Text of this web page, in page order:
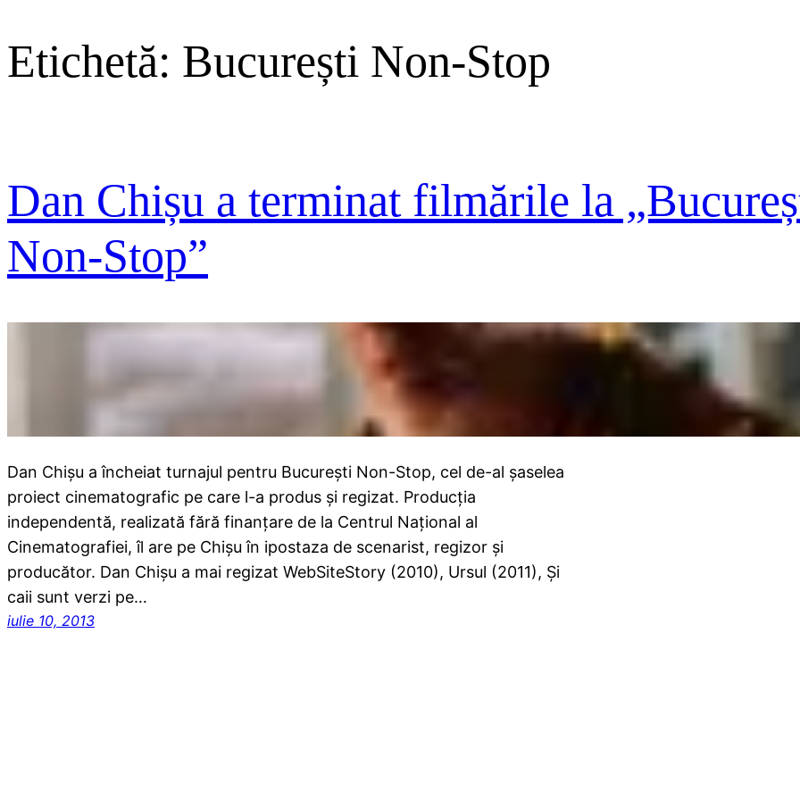
Etichetă: București Non-Stop
Dan Chișu a terminat filmările la
Non-Stop”
Dan Chişu a încheiat turnajul pentru București Non-Stop, cel de-al şaselea
proiect cinematografic pe care l-a produs şi regizat. Producția
independentă, realizată fără finanțare de la Centrul Național al
Cinematografiei, îl are pe Chișu în ipostaza de scenarist, regizor și
producător. Dan Chişu a mai regizat WebSiteStory (2010), Ursul (2011), Şi
caii sunt verzi pe…
iulie 10, 2013